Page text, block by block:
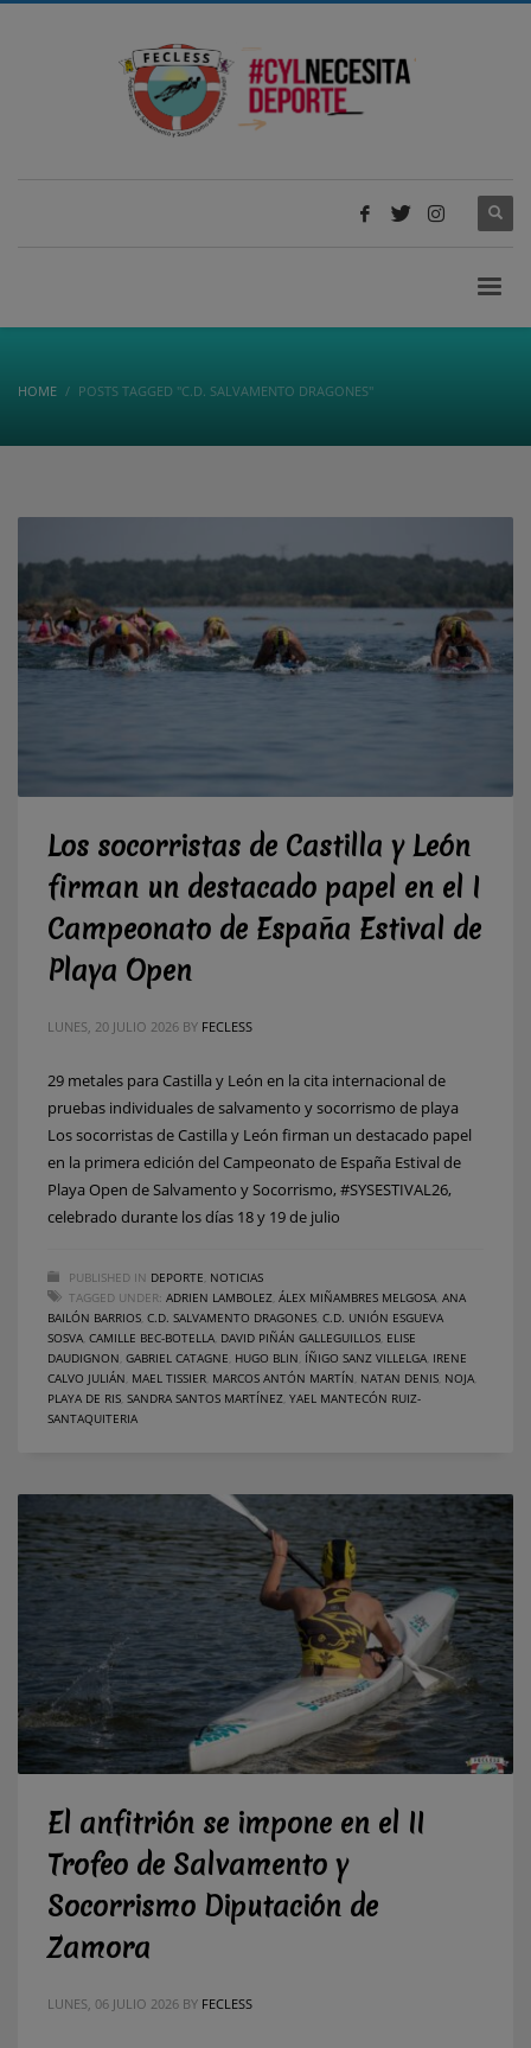
HOME POSTS TAGGED "C.D. SALVAMENTO DRAGONES"
Los socorristas de Castilla y León
firman un destacado papel en el I
Campeonato de España Estival de
Playa Open
LUNES, 20 JULIO 2026 BY FECLESS
29 metales para Castilla y León en la cita internacional de
pruebas individuales de salvamento y socorrismo de playa
Los socorristas de Castilla y León firman un destacado papel
en la primera edición del Campeonato de España Estival de
Playa Open de Salvamento y Socorrismo, #SYSESTIVAL26,
celebrado durante los días 18 y 19 de julio
PUBLISHED IN DEPORTE NOTICIAS
TAGGED UNDER: ADRIEN LAMBOLEZ ÁLEX MIÑAMBRES MELGOSA ANA
BAILÓN BARRIOS C.D. SALVAMENTO DRAGONES C.D. UNIÓN ESGUEVA
SOSVA CAMILLE BEC-BOTELLA DAVID PIÑÁN GALLEGUILLOS ELISE
DAUDIGNON GABRIEL CATAGNE HUGO BLIN ÍÑIGO SANZ VILLELGA IRENE
CALVO JULIÁN MAEL TISSIER MARCOS ANTÓN MARTÍN NATAN DENIS NOJA
PLAYA DE RIS SANDRA SANTOS MARTÍNEZ YAEL MANTECÓN RUIZ-
SANTAQUITERIA
El anfitrión se impone en el II
Trofeo de Salvamento y
Socorrismo Diputación de
Zamora
LUNES, 06 JULIO 2026 BY FECLESS